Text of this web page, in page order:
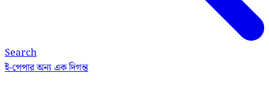
Search
ই-পেপারঅন্য এক দিগন্ত